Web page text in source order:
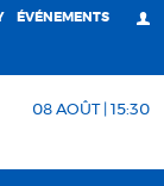
ÉVÉNEMENTS
08 AOÛT | 15:30